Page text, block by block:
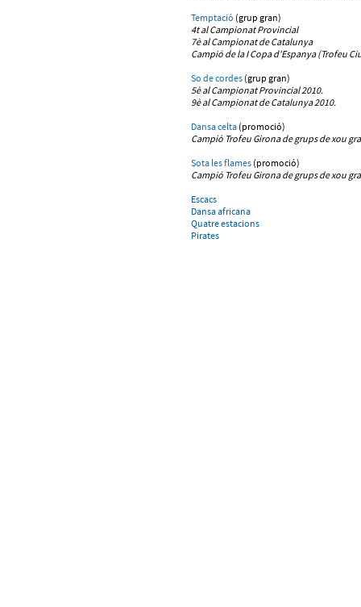
Temptació (grup gran)
4t al Campionat Provincial
7è al Campionat de Catalunya
Campió de la I Copa d'Espanya (Trofeu
So de cordes(grup gran)
5è al Campionat Provincial 2010.
9è al Campionat de Catalunya 2010.
Dansa celta(promoció)
Campió Trofeu Gironade grups de xou
Sota les flames(promoció)
Campió Trofeu Gironade grups de xou
Escacs
Dansa africana
Quatre estacions
Pirates